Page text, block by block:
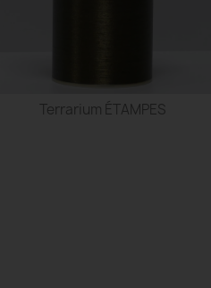
Terrarium ÉTAMPES